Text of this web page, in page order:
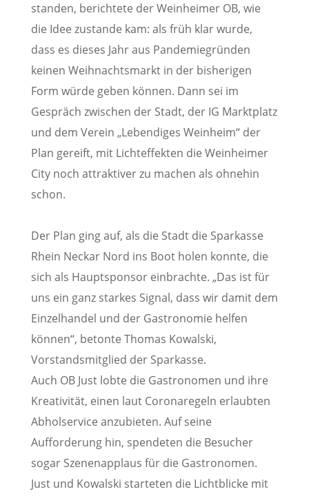
standen, berichtete der Weinheimer OB, wie
die Idee zustande kam: als früh klar wurde,
dass es dieses Jahr aus Pandemiegründen
keinen Weihnachtsmarkt in der bisherigen
Form würde geben können. Dann sei im
Gespräch zwischen der Stadt, der IG Marktplatz
und dem Verein „Lebendiges Weinheim“ der
Plan gereift, mit Lichteffekten die Weinheimer
City noch attraktiver zu machen als ohnehin
schon.
Der Plan ging auf, als die Stadt die Sparkasse
Rhein Neckar Nord ins Boot holen konnte, die
sich als Hauptsponsor einbrachte. „Das ist für
uns ein ganz starkes Signal, dass wir damit dem
Einzelhandel und der Gastronomie helfen
können“, betonte Thomas Kowalski,
Vorstandsmitglied der Sparkasse.
Auch OB Just lobte die Gastronomen und ihre
Kreativität, einen laut Coronaregeln erlaubten
Abholservice anzubieten. Auf seine
Aufforderung hin, spendeten die Besucher
sogar Szenenapplaus für die Gastronomen.
Just und Kowalski starteten die Lichtblicke mit